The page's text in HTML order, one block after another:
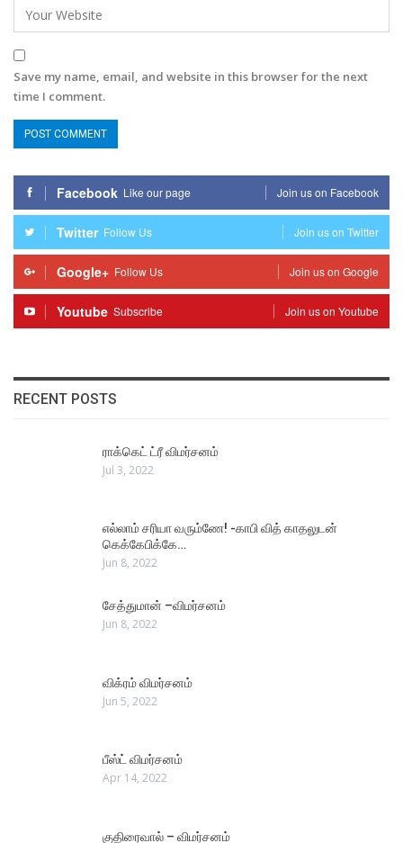
Save my name, email, and website in this browser for the next
time I comment.
Facebook Like our page Join us on Facebook
Twitter Follow Us Join us on Twitter
Google+ Follow Us Join us on Google
Youtube Subscribe Join us on Youtube
RECENT POSTS
ராக்கெட் ட்ரீ விமர்சனம்
Jul 3, 2022
எல்லாம் சரியா வரும்ணே! -காபி வித் காதலுடன்
கெக்கேபிக்கே…
Jun 8, 2022
சேத்துமான் –விமர்சனம்
Jun 8, 2022
விக்ரம் விமர்சனம்
Jun 5, 2022
பீஸ்ட் விமர்சனம்
Apr 14, 2022
குதிரைவால் – விமர்சனம்